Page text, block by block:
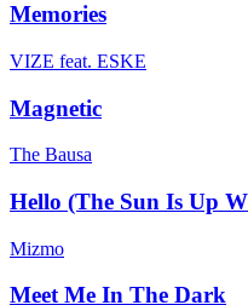
Memories
VIZE feat. ESKE
Magnetic
The Bausa
Hello (The Sun Is Up
Mizmo
Meet Me In The Dark